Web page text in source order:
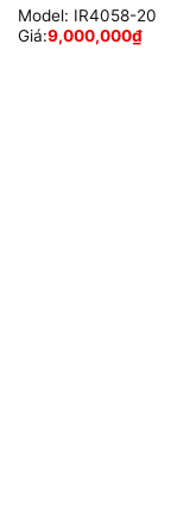
Model: IR4058-20
Giá:9,000,000₫